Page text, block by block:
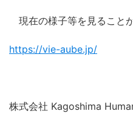
現在の様子等を見ること
https://vie-aube.jp/
株式会社 Kagoshima